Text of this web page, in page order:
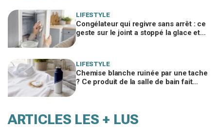
LIFESTYLE
Congélateur qui regivre sans arrêt : ce
geste sur le joint a stoppé la glace et
LIFESTYLE
Chemise blanche ruinée par une tache
? Ce produit de la salle de bain fait
ARTICLES LES + LUS